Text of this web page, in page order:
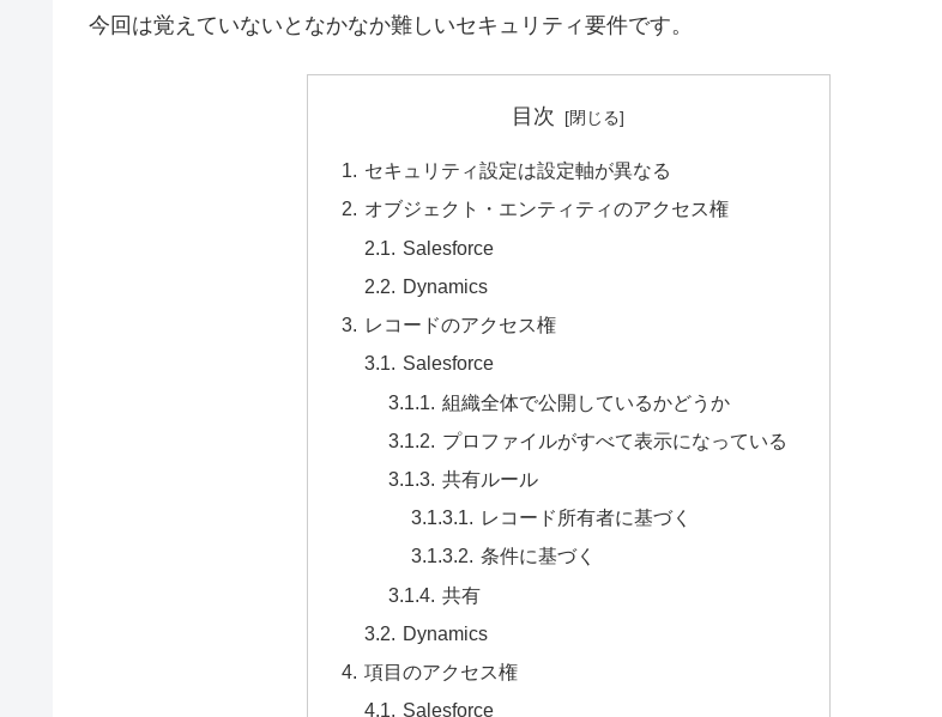
今回は覚えていないとなかなか難しいセキュリティ要件です。
目次
セキュリティ設定は設定軸が異なる
オブジェクト・エンティティのアクセス権
Salesforce
Dynamics
レコードのアクセス権
Salesforce
組織全体で公開しているかどうか
プロファイルがすべて表示になっている
共有ルール
レコード所有者に基づく
条件に基づく
共有
Dynamics
項目のアクセス権
Salesforce